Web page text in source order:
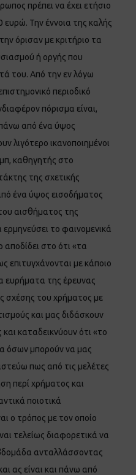
πρέπει να έχει ετήσιο
Την έννοια της καλής
όρισαν με κριτήριο τα
ή οργής που
του. Από την εν λόγω
περιοδικό
πόρισμα είναι,
από ένα ύψος
λιγότερο ικανοποιημένοι
καθηγητής στο
της σχετικής
ένα ύψος εισοδήματος
αισθήματος της
ερμηνεύσει το φαινομενικά
στο ότι «τα
με κάποιο
ευρήματα της έρευνας
σχέσης του χρήματος με
και μας διδάσκουν
καταδεικνύουν ότι «το
όσων μπορούν να μας
πως από τις μελέτες
περί χρήματος και
ποιοτικά
ο τρόπος με τον οποίο
τελείως διαφορετικά να
ανταλλάσσοντας
ας είναι και πάνω από